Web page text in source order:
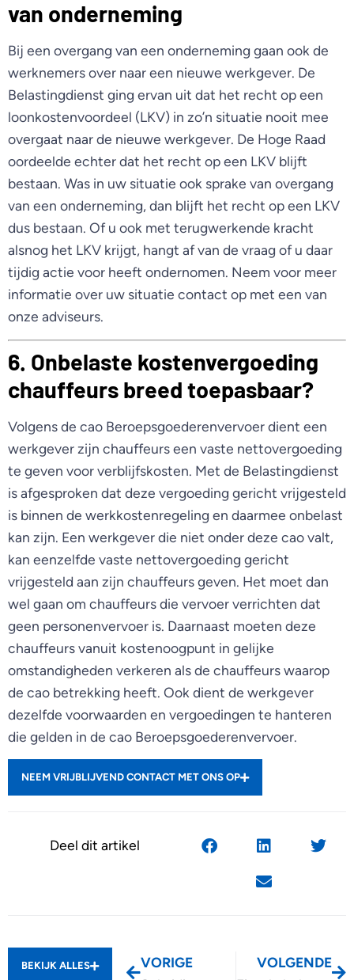
van onderneming
Bij een overgang van een onderneming gaan ook de
werknemers over naar een nieuwe werkgever. De
Belastingdienst ging ervan uit dat het recht op een
loonkostenvoordeel (LKV) in zo’n situatie nooit mee
overgaat naar de nieuwe werkgever. De Hoge Raad
oordeelde echter dat het recht op een LKV blijft
bestaan. Was in uw situatie ook sprake van overgang
van een onderneming, dan blijft het recht op een LKV
dus bestaan. Of u ook met terugwerkende kracht
alsnog het LKV krijgt, hangt af van de vraag of u daar
tijdig actie voor heeft ondernomen. Neem voor meer
informatie over uw situatie contact op met een van
onze adviseurs.
6. Onbelaste kostenvergoeding
chauffeurs breed toepasbaar?
Volgens de cao Beroepsgoederenvervoer dient een
werkgever zijn chauffeurs een vaste nettovergoeding
te geven voor verblijfskosten. Met de Belastingdienst
is afgesproken dat deze vergoeding gericht vrijgesteld
is binnen de werkkostenregeling en daarmee onbelast
kan zijn. Een werkgever die niet onder deze cao valt,
kan eenzelfde vaste nettovergoeding gericht
vrijgesteld aan zijn chauffeurs geven. Het moet dan
wel gaan om chauffeurs die vervoer verrichten dat
geen personenvervoer is. Daarnaast moeten deze
chauffeurs vanuit kostenoogpunt in gelijke
omstandigheden verkeren als de chauffeurs waarop
de cao betrekking heeft. Ook dient de werkgever
dezelfde voorwaarden en vergoedingen te hanteren
die gelden in de cao Beroepsgoederenvervoer.
NEEM VRIJBLIJVEND CONTACT MET ONS OP
Deel dit artikel
BEKIJK ALLES
VORIGE
VOLGENDE